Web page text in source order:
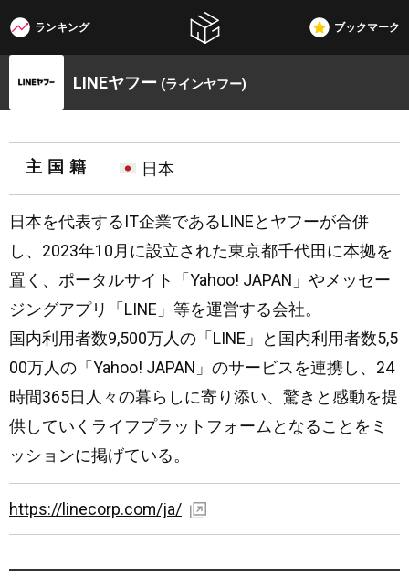
W3G
ランキング ブックマーク
LINEヤフー (ラインヤフー)
主国籍 日本
日本を代表するIT企業であるLINEとヤフーが合併
し、2023年10月に設立された東京都千代田に本拠を
置く、ポータルサイト「Yahoo! JAPAN」やメッセー
ジングアプリ「LINE」等を運営する会社。
国内利用者数9,500万人の「LINE」と国内利用者数5,5
00万人の「Yahoo! JAPAN」のサービスを連携し、24
時間365日人々の暮らしに寄り添い、驚きと感動を提
供していくライフプラットフォームとなることをミ
ッションに掲げている。
https://linecorp.com/ja/